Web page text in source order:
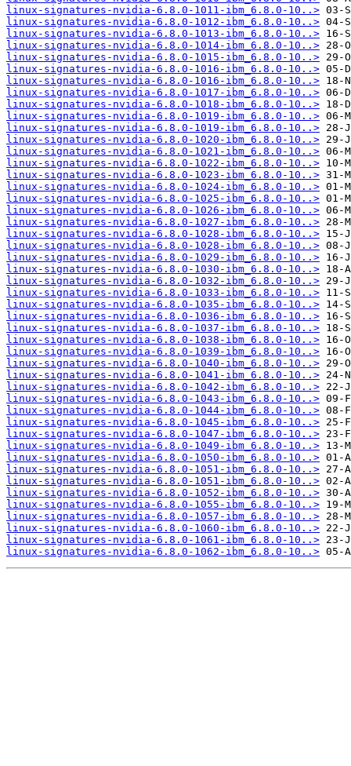
linux-signatures-nvidia-6.8.0-1011-ibm_6.8.0-10..>
linux-signatures-nvidia-6.8.0-1012-ibm_6.8.0-10..>
linux-signatures-nvidia-6.8.0-1013-ibm_6.8.0-10..>
linux-signatures-nvidia-6.8.0-1014-ibm_6.8.0-10..>
linux-signatures-nvidia-6.8.0-1015-ibm_6.8.0-10..>
linux-signatures-nvidia-6.8.0-1016-ibm_6.8.0-10..>
linux-signatures-nvidia-6.8.0-1016-ibm_6.8.0-10..>
linux-signatures-nvidia-6.8.0-1017-ibm_6.8.0-10..>
linux-signatures-nvidia-6.8.0-1018-ibm_6.8.0-10..>
linux-signatures-nvidia-6.8.0-1019-ibm_6.8.0-10..>
linux-signatures-nvidia-6.8.0-1019-ibm_6.8.0-10..>
linux-signatures-nvidia-6.8.0-1020-ibm_6.8.0-10..>
linux-signatures-nvidia-6.8.0-1021-ibm_6.8.0-10..>
linux-signatures-nvidia-6.8.0-1022-ibm_6.8.0-10..>
linux-signatures-nvidia-6.8.0-1023-ibm_6.8.0-10..>
linux-signatures-nvidia-6.8.0-1024-ibm_6.8.0-10..>
linux-signatures-nvidia-6.8.0-1025-ibm_6.8.0-10..>
linux-signatures-nvidia-6.8.0-1026-ibm_6.8.0-10..>
linux-signatures-nvidia-6.8.0-1027-ibm_6.8.0-10..>
linux-signatures-nvidia-6.8.0-1028-ibm_6.8.0-10..>
linux-signatures-nvidia-6.8.0-1028-ibm_6.8.0-10..>
linux-signatures-nvidia-6.8.0-1029-ibm_6.8.0-10..>
linux-signatures-nvidia-6.8.0-1030-ibm_6.8.0-10..>
linux-signatures-nvidia-6.8.0-1032-ibm_6.8.0-10..>
linux-signatures-nvidia-6.8.0-1033-ibm_6.8.0-10..>
linux-signatures-nvidia-6.8.0-1035-ibm_6.8.0-10..>
linux-signatures-nvidia-6.8.0-1036-ibm_6.8.0-10..>
linux-signatures-nvidia-6.8.0-1037-ibm_6.8.0-10..>
linux-signatures-nvidia-6.8.0-1038-ibm_6.8.0-10..>
linux-signatures-nvidia-6.8.0-1039-ibm_6.8.0-10..>
linux-signatures-nvidia-6.8.0-1040-ibm_6.8.0-10..>
linux-signatures-nvidia-6.8.0-1041-ibm_6.8.0-10..>
linux-signatures-nvidia-6.8.0-1042-ibm_6.8.0-10..>
linux-signatures-nvidia-6.8.0-1043-ibm_6.8.0-10..>
linux-signatures-nvidia-6.8.0-1044-ibm_6.8.0-10..>
linux-signatures-nvidia-6.8.0-1045-ibm_6.8.0-10..>
linux-signatures-nvidia-6.8.0-1047-ibm_6.8.0-10..>
linux-signatures-nvidia-6.8.0-1049-ibm_6.8.0-10..>
linux-signatures-nvidia-6.8.0-1050-ibm_6.8.0-10..>
linux-signatures-nvidia-6.8.0-1051-ibm_6.8.0-10..>
linux-signatures-nvidia-6.8.0-1051-ibm_6.8.0-10..>
linux-signatures-nvidia-6.8.0-1052-ibm_6.8.0-10..>
linux-signatures-nvidia-6.8.0-1055-ibm_6.8.0-10..>
linux-signatures-nvidia-6.8.0-1057-ibm_6.8.0-10..>
linux-signatures-nvidia-6.8.0-1060-ibm_6.8.0-10..>
linux-signatures-nvidia-6.8.0-1061-ibm_6.8.0-10..>
linux-signatures-nvidia-6.8.0-1062-ibm_6.8.0-10..>